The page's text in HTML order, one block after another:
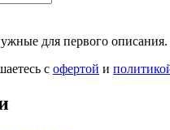
для первого
с офертой и